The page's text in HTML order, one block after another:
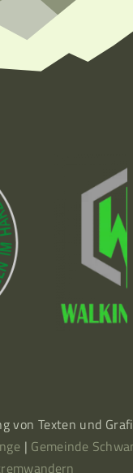
Texten und
| Gemeinde